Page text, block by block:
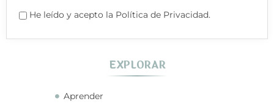
He leído y acepto la Política de Privacidad.
EXPLORAR
Aprender